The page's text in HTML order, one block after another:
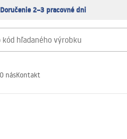
Doručenie 2–3 pracovné dni
O násKontakt